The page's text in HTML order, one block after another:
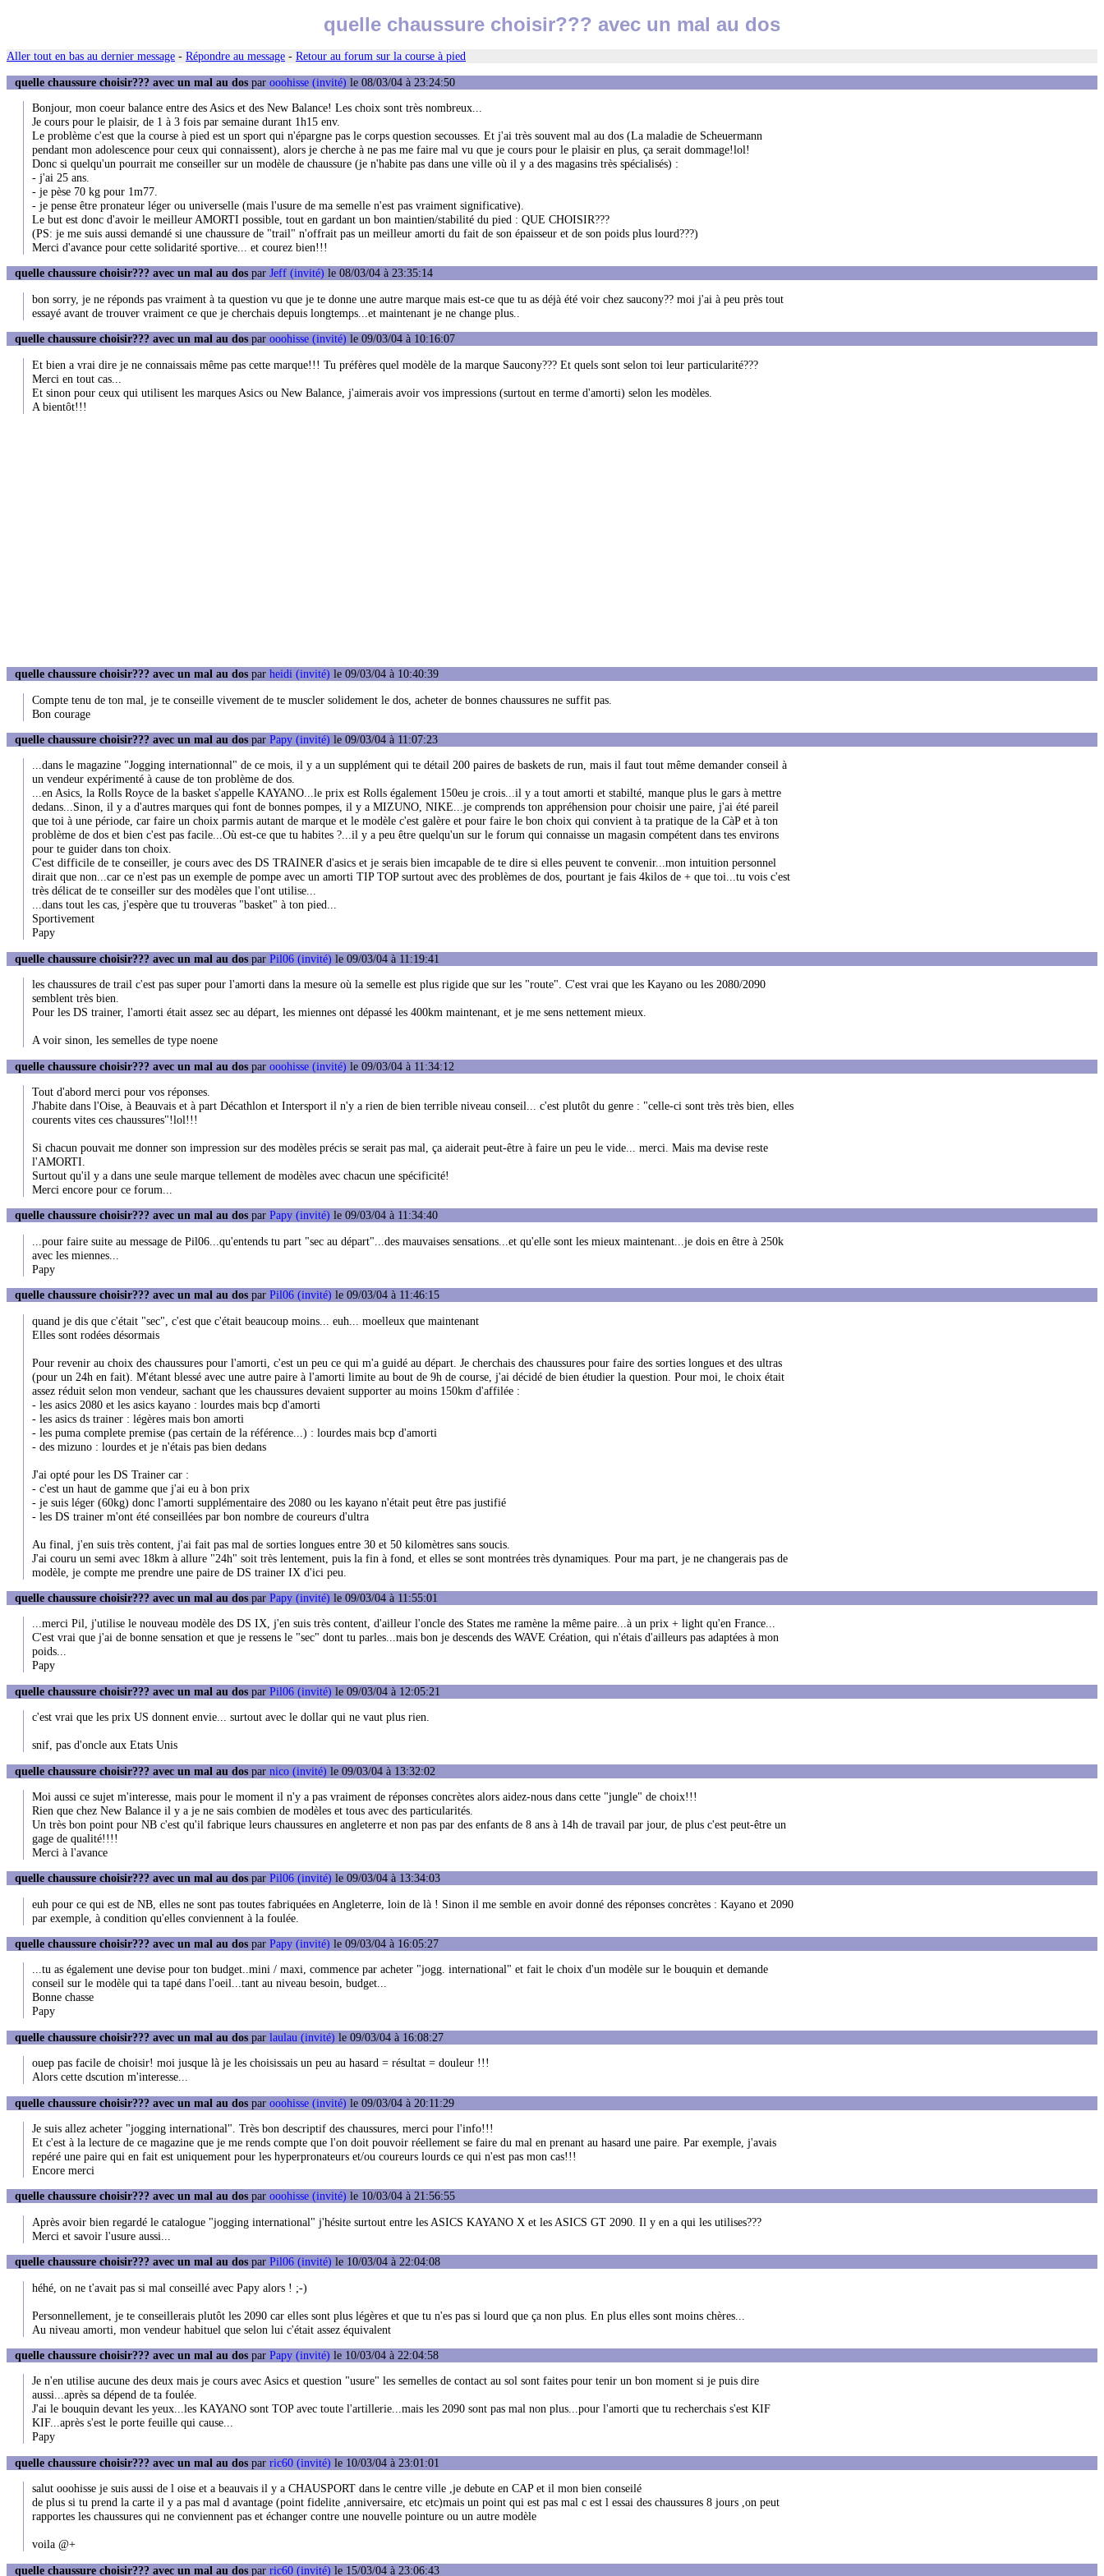
quelle chaussure choisir??? avec un mal au dos
Aller tout en bas au dernier message - Répondre au message - Retour au forum sur la course à pied
quelle chaussure choisir??? avec un mal au dos par ooohisse (invité) le 08/03/04 à 23:24:50
Bonjour, mon coeur balance entre des Asics et des New Balance! Les choix sont très nombreux...
Je cours pour le plaisir, de 1 à 3 fois par semaine durant 1h15 env.
Le problème c'est que la course à pied est un sport qui n'épargne pas le corps question secousses. Et j'ai très souvent mal au dos (La maladie de Scheuermann
pendant mon adolescence pour ceux qui connaissent), alors je cherche à ne pas me faire mal vu que je cours pour le plaisir en plus, ça serait dommage!lol!
Donc si quelqu'un pourrait me conseiller sur un modèle de chaussure (je n'habite pas dans une ville où il y a des magasins très spécialisés) :
- j'ai 25 ans.
- je pèse 70 kg pour 1m77.
- je pense être pronateur léger ou universelle (mais l'usure de ma semelle n'est pas vraiment significative).
Le but est donc d'avoir le meilleur AMORTI possible, tout en gardant un bon maintien/stabilité du pied : QUE CHOISIR???
(PS: je me suis aussi demandé si une chaussure de "trail" n'offrait pas un meilleur amorti du fait de son épaisseur et de son poids plus lourd???)
Merci d'avance pour cette solidarité sportive... et courez bien!!!
quelle chaussure choisir??? avec un mal au dos par Jeff (invité) le 08/03/04 à 23:35:14
bon sorry, je ne réponds pas vraiment à ta question vu que je te donne une autre marque mais est-ce que tu as déjà été voir chez saucony?? moi j'ai à peu près tout
essayé avant de trouver vraiment ce que je cherchais depuis longtemps...et maintenant je ne change plus..
quelle chaussure choisir??? avec un mal au dos par ooohisse (invité) le 09/03/04 à 10:16:07
Et bien a vrai dire je ne connaissais même pas cette marque!!! Tu préfères quel modèle de la marque Saucony??? Et quels sont selon toi leur particularité???
Merci en tout cas...
Et sinon pour ceux qui utilisent les marques Asics ou New Balance, j'aimerais avoir vos impressions (surtout en terme d'amorti) selon les modèles.
A bientôt!!!
quelle chaussure choisir??? avec un mal au dos par heidi (invité) le 09/03/04 à 10:40:39
Compte tenu de ton mal, je te conseille vivement de te muscler solidement le dos, acheter de bonnes chaussures ne suffit pas.
Bon courage
quelle chaussure choisir??? avec un mal au dos par Papy (invité) le 09/03/04 à 11:07:23
...dans le magazine "Jogging internationnal" de ce mois, il y a un supplément qui te détail 200 paires de baskets de run, mais il faut tout même demander conseil à
un vendeur expérimenté à cause de ton problème de dos.
...en Asics, la Rolls Royce de la basket s'appelle KAYANO...le prix est Rolls également 150eu je crois...il y a tout amorti et stabilté, manque plus le gars à mettre
dedans...Sinon, il y a d'autres marques qui font de bonnes pompes, il y a MIZUNO, NIKE...je comprends ton appréhension pour choisir une paire, j'ai été pareil
que toi à une période, car faire un choix parmis autant de marque et le modèle c'est galère et pour faire le bon choix qui convient à ta pratique de la CàP et à ton
problème de dos et bien c'est pas facile...Où est-ce que tu habites ?...il y a peu être quelqu'un sur le forum qui connaisse un magasin compétent dans tes environs
pour te guider dans ton choix.
C'est difficile de te conseiller, je cours avec des DS TRAINER d'asics et je serais bien imcapable de te dire si elles peuvent te convenir...mon intuition personnel
dirait que non...car ce n'est pas un exemple de pompe avec un amorti TIP TOP surtout avec des problèmes de dos, pourtant je fais 4kilos de + que toi...tu vois c'est
très délicat de te conseiller sur des modèles que l'ont utilise...
...dans tout les cas, j'espère que tu trouveras "basket" à ton pied...
Sportivement
Papy
quelle chaussure choisir??? avec un mal au dos par Pil06 (invité) le 09/03/04 à 11:19:41
les chaussures de trail c'est pas super pour l'amorti dans la mesure où la semelle est plus rigide que sur les "route". C'est vrai que les Kayano ou les 2080/2090
semblent très bien.
Pour les DS trainer, l'amorti était assez sec au départ, les miennes ont dépassé les 400km maintenant, et je me sens nettement mieux.
A voir sinon, les semelles de type noene
quelle chaussure choisir??? avec un mal au dos par ooohisse (invité) le 09/03/04 à 11:34:12
Tout d'abord merci pour vos réponses.
J'habite dans l'Oise, à Beauvais et à part Décathlon et Intersport il n'y a rien de bien terrible niveau conseil... c'est plutôt du genre : "celle-ci sont très très bien, elles
courents vites ces chaussures"!lol!!!
Si chacun pouvait me donner son impression sur des modèles précis se serait pas mal, ça aiderait peut-être à faire un peu le vide... merci. Mais ma devise reste
l'AMORTI.
Surtout qu'il y a dans une seule marque tellement de modèles avec chacun une spécificité!
Merci encore pour ce forum...
quelle chaussure choisir??? avec un mal au dos par Papy (invité) le 09/03/04 à 11:34:40
...pour faire suite au message de Pil06...qu'entends tu part "sec au départ"...des mauvaises sensations...et qu'elle sont les mieux maintenant...je dois en être à 250k
avec les miennes...
Papy
quelle chaussure choisir??? avec un mal au dos par Pil06 (invité) le 09/03/04 à 11:46:15
quand je dis que c'était "sec", c'est que c'était beaucoup moins... euh... moelleux que maintenant
Elles sont rodées désormais
Pour revenir au choix des chaussures pour l'amorti, c'est un peu ce qui m'a guidé au départ. Je cherchais des chaussures pour faire des sorties longues et des ultras
(pour un 24h en fait). M'étant blessé avec une autre paire à l'amorti limite au bout de 9h de course, j'ai décidé de bien étudier la question. Pour moi, le choix était
assez réduit selon mon vendeur, sachant que les chaussures devaient supporter au moins 150km d'affilée :
- les asics 2080 et les asics kayano : lourdes mais bcp d'amorti
- les asics ds trainer : légères mais bon amorti
- les puma complete premise (pas certain de la référence...) : lourdes mais bcp d'amorti
- des mizuno : lourdes et je n'étais pas bien dedans
J'ai opté pour les DS Trainer car :
- c'est un haut de gamme que j'ai eu à bon prix
- je suis léger (60kg) donc l'amorti supplémentaire des 2080 ou les kayano n'était peut être pas justifié
- les DS trainer m'ont été conseillées par bon nombre de coureurs d'ultra
Au final, j'en suis très content, j'ai fait pas mal de sorties longues entre 30 et 50 kilomètres sans soucis.
J'ai couru un semi avec 18km à allure "24h" soit très lentement, puis la fin à fond, et elles se sont montrées très dynamiques. Pour ma part, je ne changerais pas de
modèle, je compte me prendre une paire de DS trainer IX d'ici peu.
quelle chaussure choisir??? avec un mal au dos par Papy (invité) le 09/03/04 à 11:55:01
...merci Pil, j'utilise le nouveau modèle des DS IX, j'en suis très content, d'ailleur l'oncle des States me ramène la même paire...à un prix + light qu'en France...
C'est vrai que j'ai de bonne sensation et que je ressens le "sec" dont tu parles...mais bon je descends des WAVE Création, qui n'étais d'ailleurs pas adaptées à mon
poids...
Papy
quelle chaussure choisir??? avec un mal au dos par Pil06 (invité) le 09/03/04 à 12:05:21
c'est vrai que les prix US donnent envie... surtout avec le dollar qui ne vaut plus rien.
snif, pas d'oncle aux Etats Unis
quelle chaussure choisir??? avec un mal au dos par nico (invité) le 09/03/04 à 13:32:02
Moi aussi ce sujet m'interesse, mais pour le moment il n'y a pas vraiment de réponses concrètes alors aidez-nous dans cette "jungle" de choix!!!
Rien que chez New Balance il y a je ne sais combien de modèles et tous avec des particularités.
Un très bon point pour NB c'est qu'il fabrique leurs chaussures en angleterre et non pas par des enfants de 8 ans à 14h de travail par jour, de plus c'est peut-être un
gage de qualité!!!!
Merci à l'avance
quelle chaussure choisir??? avec un mal au dos par Pil06 (invité) le 09/03/04 à 13:34:03
euh pour ce qui est de NB, elles ne sont pas toutes fabriquées en Angleterre, loin de là ! Sinon il me semble en avoir donné des réponses concrètes : Kayano et 2090
par exemple, à condition qu'elles conviennent à la foulée.
quelle chaussure choisir??? avec un mal au dos par Papy (invité) le 09/03/04 à 16:05:27
...tu as également une devise pour ton budget..mini / maxi, commence par acheter "jogg. international" et fait le choix d'un modèle sur le bouquin et demande
conseil sur le modèle qui ta tapé dans l'oeil...tant au niveau besoin, budget...
Bonne chasse
Papy
quelle chaussure choisir??? avec un mal au dos par laulau (invité) le 09/03/04 à 16:08:27
ouep pas facile de choisir! moi jusque là je les choisissais un peu au hasard = résultat = douleur !!!
Alors cette dscution m'interesse...
quelle chaussure choisir??? avec un mal au dos par ooohisse (invité) le 09/03/04 à 20:11:29
Je suis allez acheter "jogging international". Très bon descriptif des chaussures, merci pour l'info!!!
Et c'est à la lecture de ce magazine que je me rends compte que l'on doit pouvoir réellement se faire du mal en prenant au hasard une paire. Par exemple, j'avais
repéré une paire qui en fait est uniquement pour les hyperpronateurs et/ou coureurs lourds ce qui n'est pas mon cas!!!
Encore merci
quelle chaussure choisir??? avec un mal au dos par ooohisse (invité) le 10/03/04 à 21:56:55
Après avoir bien regardé le catalogue "jogging international" j'hésite surtout entre les ASICS KAYANO X et les ASICS GT 2090. Il y en a qui les utilises???
Merci et savoir l'usure aussi...
quelle chaussure choisir??? avec un mal au dos par Pil06 (invité) le 10/03/04 à 22:04:08
héhé, on ne t'avait pas si mal conseillé avec Papy alors ! ;-)
Personnellement, je te conseillerais plutôt les 2090 car elles sont plus légères et que tu n'es pas si lourd que ça non plus. En plus elles sont moins chères...
Au niveau amorti, mon vendeur habituel que selon lui c'était assez équivalent
quelle chaussure choisir??? avec un mal au dos par Papy (invité) le 10/03/04 à 22:04:58
Je n'en utilise aucune des deux mais je cours avec Asics et question "usure" les semelles de contact au sol sont faites pour tenir un bon moment si je puis dire
aussi...après sa dépend de ta foulée.
J'ai le bouquin devant les yeux...les KAYANO sont TOP avec toute l'artillerie...mais les 2090 sont pas mal non plus...pour l'amorti que tu recherchais s'est KIF
KIF...après s'est le porte feuille qui cause...
Papy
quelle chaussure choisir??? avec un mal au dos par ric60 (invité) le 10/03/04 à 23:01:01
salut ooohisse je suis aussi de l oise et a beauvais il y a CHAUSPORT dans le centre ville ,je debute en CAP et il mon bien conseilé
de plus si tu prend la carte il y a pas mal d avantage (point fidelite ,anniversaire, etc etc)mais un point qui est pas mal c est l essai des chaussures 8 jours ,on peut
rapportes les chaussures qui ne conviennent pas et échanger contre une nouvelle pointure ou un autre modèle
voila @+
quelle chaussure choisir??? avec un mal au dos par ric60 (invité) le 15/03/04 à 23:06:43